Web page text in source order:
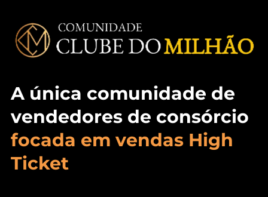
A única comunidade de
vendedores de consórcio
focada em vendas High
Ticket